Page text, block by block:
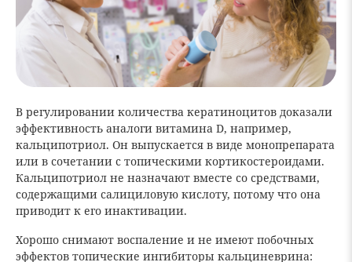
В регулировании количества кератиноцитов доказали
эффективность аналоги витамина D, например,
кальципотриол. Он выпускается в виде монопрепарата
или в сочетании с топическими кортикостероидами.
Кальципотриол не назначают вместе со средствами,
содержащими салициловую кислоту, потому что она
приводит к его инактивации.
Хорошо снимают воспаление и не имеют побочных
эффектов топические ингибиторы кальциневрина: